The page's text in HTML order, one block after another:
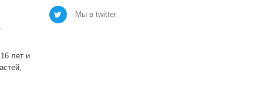
лет и
Мы в twitter